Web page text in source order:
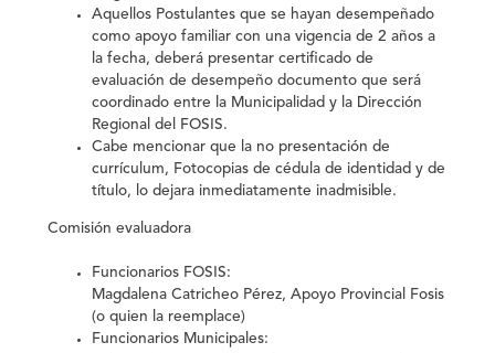
Aquellos Postulantes que se hayan desempeñado
como apoyo familiar con una vigencia de 2 años a
la fecha, deberá presentar certificado de
evaluación de desempeño documento que será
coordinado entre la Municipalidad y la Dirección
Regional del FOSIS.
Cabe mencionar que la no presentación de
currículum, Fotocopias de cédula de identidad y de
título, lo dejara inmediatamente inadmisible.
Comisión evaluadora
Funcionarios FOSIS:
Magdalena Catricheo Pérez, Apoyo Provincial Fosis
(o quien la reemplace)
Funcionarios Municipales: